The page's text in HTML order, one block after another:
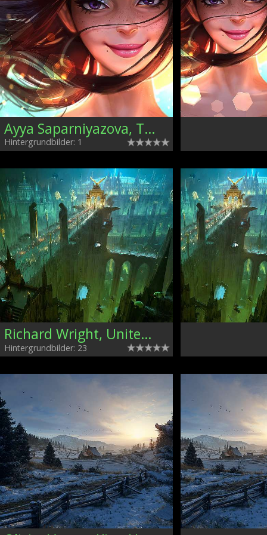
Ayya Saparniyazova, Turkmenistan
Hintergrundbilder: 1
Richard Wright, United Kingdom
Hintergrundbilder: 23